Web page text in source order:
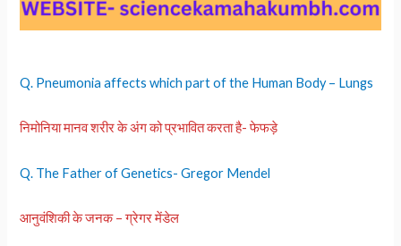
Q. Pneumonia affects which part of the Human Body – Lungs
निमोनिया मानव शरीर के अंग को प्रभावित करता है- फेफड़े
Q. The Father of Genetics- Gregor Mendel
आनुवंशिकी के जनक – ग्रेगर मेंडेल